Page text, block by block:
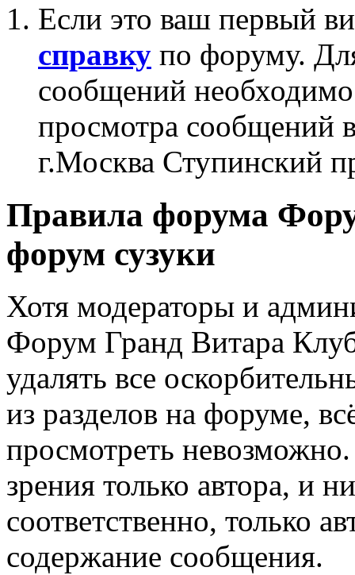
Если это ваш первый
справку по форуму.
сообщений
просмотра сообщений
г.Москва Ступинский
Правила форума
форум сузуки
Хотя модераторы и
Форум Гранд Витара
удалять все
из разделов на форуме,
просмотреть
зрения только автора, и
соответственно, только
содержание сообщения.